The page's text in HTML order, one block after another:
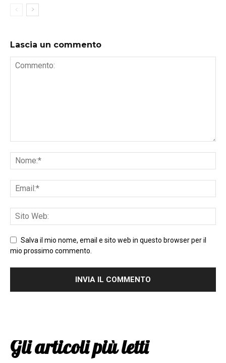
Lascia un commento
Salva il mio nome, email e sito web in questo browser per il
mio prossimo commento.
Gli articoli più letti